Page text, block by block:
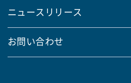
ニュースリリース
お問い合わせ